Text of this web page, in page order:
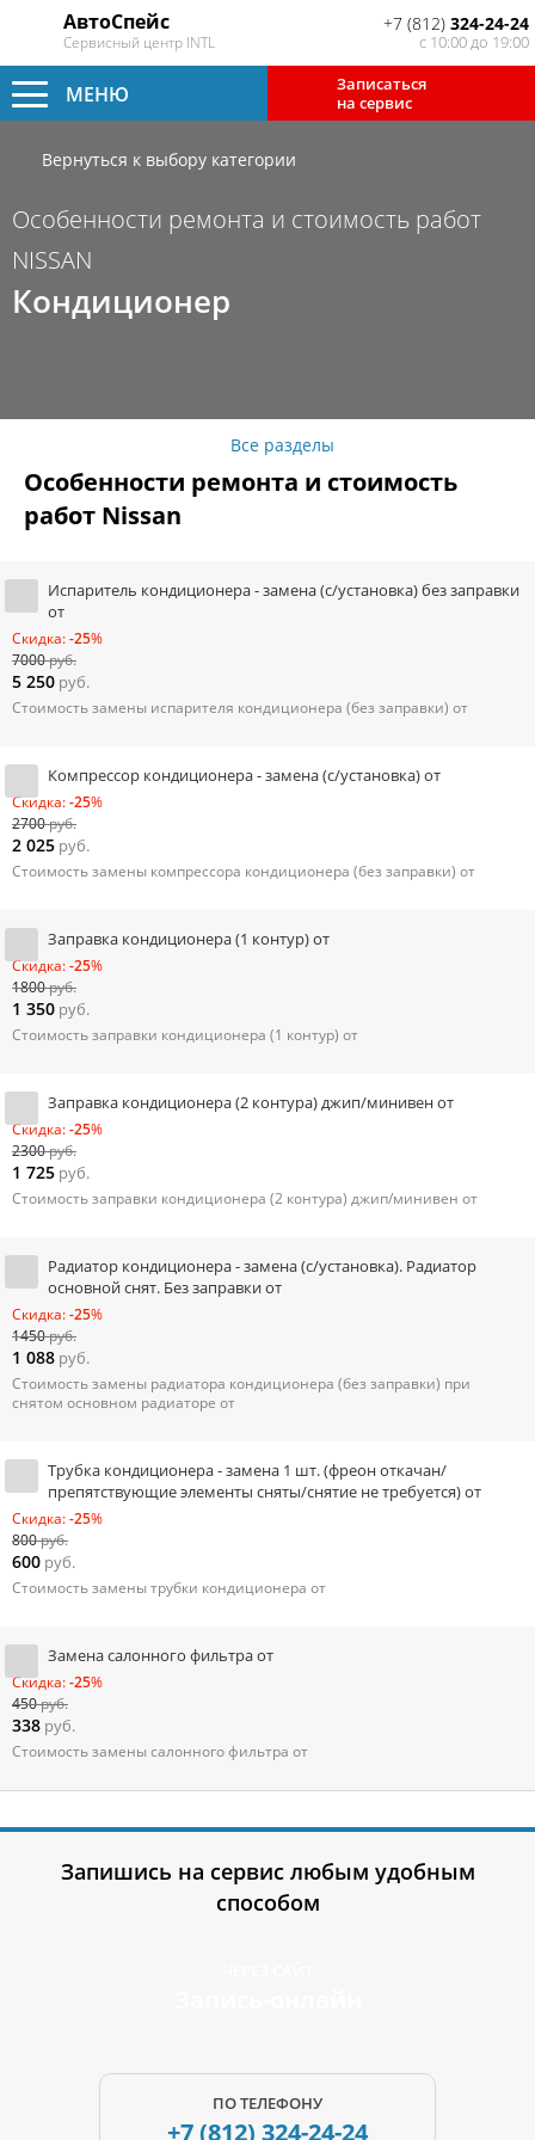
АвтоСпейс
Сервисный центр INTL
+7 (812) 324-24-24
с 10:00 до 19:00
Записаться
на сервис
МЕНЮ
Вернуться к выбору категории
Особенности ремонта и стоимость работ
NISSAN
Кондиционер
Все разделы
Особенности ремонта и стоимость
работ Nissan
Испаритель кондиционера - замена (с/установка) без заправки
от
Скидка:-25%
7000руб.
5 250 руб.
Стоимость замены испарителя кондиционера (без заправки) от
Компрессор кондиционера - замена (с/установка) от
Скидка:-25%
2700руб.
2 025 руб.
Стоимость замены компрессора кондиционера (без заправки) от
Заправка кондиционера (1 контур) от
Скидка:-25%
1800руб.
1 350 руб.
Стоимость заправки кондиционера (1 контур) от
Заправка кондиционера (2 контура) джип/минивен от
Скидка:-25%
2300руб.
1 725 руб.
Стоимость заправки кондиционера (2 контура) джип/минивен от
Радиатор кондиционера - замена (с/установка). Радиатор
основной снят. Без заправки от
Скидка:-25%
1450руб.
1 088 руб.
Стоимость замены радиатора кондиционера (без заправки) при
снятом основном радиаторе от
Трубка кондиционера - замена 1 шт. (фреон откачан/
препятствующие элементы сняты/снятие не требуется) от
Скидка:-25%
800руб.
600 руб.
Стоимость замены трубки кондиционера от
Замена салонного фильтра от
Скидка:-25%
450руб.
338 руб.
Стоимость замены салонного фильтра от
Запишись на сервис любым удобным
способом
ПО ТЕЛЕФОНУ
+7 (812) 324-24-24